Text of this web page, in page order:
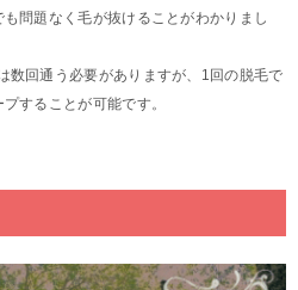
問題なく毛が抜けることがわかりまし
数回通う必要がありますが、1回の脱毛で
することが可能です。